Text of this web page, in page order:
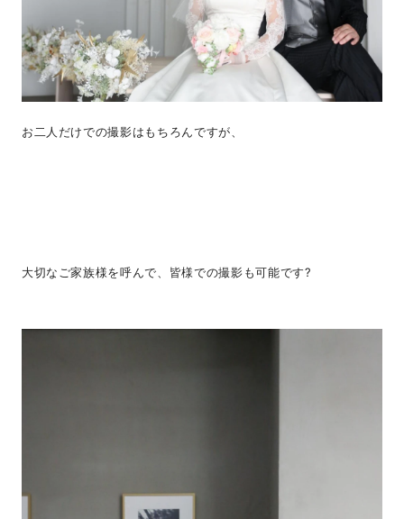
お二人だけでの撮影はもちろんですが、
大切なご家族様を呼んで、皆様での撮影も可能です?